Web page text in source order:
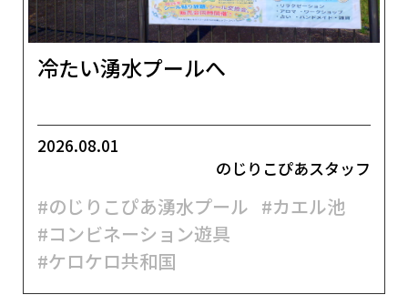
冷たい湧水プールへ
2026.08.01
のじりこぴあスタッフ
#のじりこぴあ湧水プール #カエル池
#コンビネーション遊具
#ケロケロ共和国